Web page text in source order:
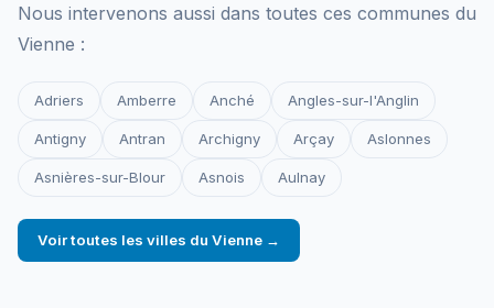
Nous intervenons aussi dans toutes ces communes du
Vienne :
Adriers Amberre Anché Angles-sur-l'Anglin
Antigny Antran Archigny Arçay Aslonnes
Asnières-sur-Blour Asnois Aulnay
Voir toutes les villes du Vienne →